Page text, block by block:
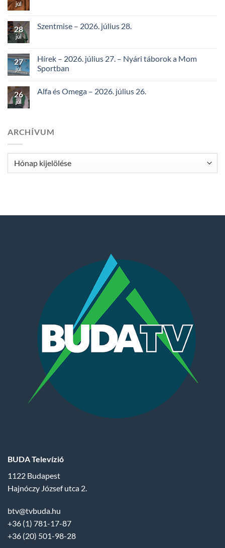
júl
28
júl
Szentmise – 2026. július 28.
27
júl
Hírek – 2026. július 27. – Nyári táborok a Mom
Sportban
26
júl
Alfa és Omega – 2026. július 26.
ARCHÍVUM
Archívum
BUDA Televízió
1122 Budapest
Hajnóczy József utca 2.
btv@tvbuda.hu
+36 (1) 781-17-87
+36 (20) 501-98-28